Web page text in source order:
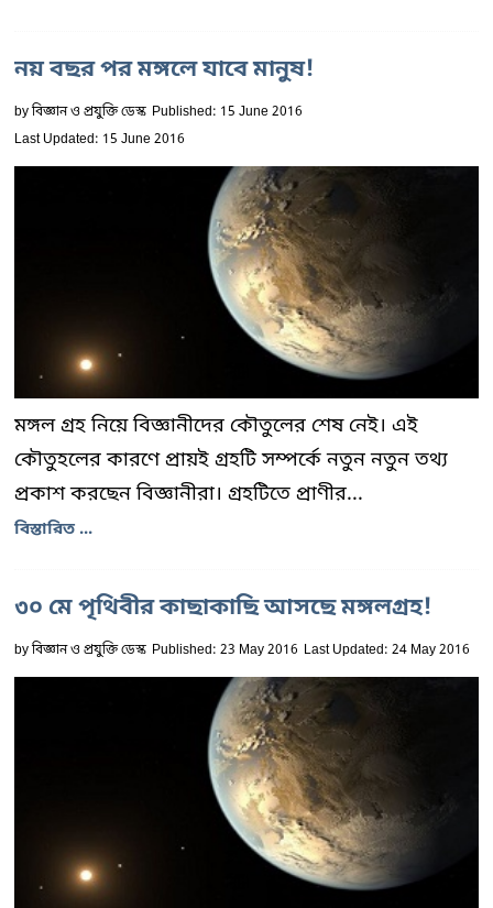
নয় বছর পর মঙ্গলে যাবে মানুষ!
byবিজ্ঞান ও প্রযুক্তি ডেস্ক Published: 15 June 2016
Last Updated: 15 June 2016
মঙ্গল গ্রহ নিয়ে বিজ্ঞানীদের কৌতুলের শেষ নেই। এই
কৌতুহলের কারণে প্রায়ই গ্রহটি সম্পর্কে নতুন নতুন তথ্য
প্রকাশ করছেন বিজ্ঞানীরা। গ্রহটিতে প্রাণীর...
বিস্তারিত ...
৩০ মে পৃথিবীর কাছাকাছি আসছে মঙ্গলগ্রহ!
byবিজ্ঞান ও প্রযুক্তি ডেস্ক Published: 23 May 2016 Last Updated: 24 May 2016